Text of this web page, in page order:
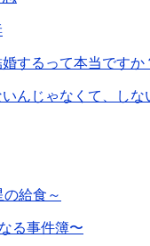
するって本当ですか
んじゃなくて、しな
給食～
る事件簿〜